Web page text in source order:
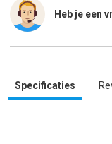
Heb je een
Specificaties